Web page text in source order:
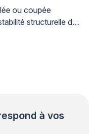
ou coupée
structurelle de
seul un
à vos